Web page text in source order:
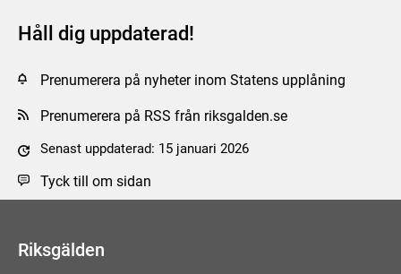
Håll dig uppdaterad!
Prenumerera på nyheter inom Statens upplåning
Prenumerera på RSS från riksgalden.se
Senast uppdaterad: 15 januari 2026
Tyck till om sidan
Riksgälden